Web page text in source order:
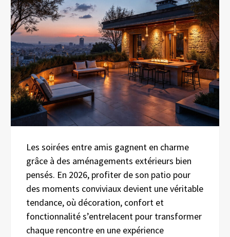
Les soirées entre amis gagnent en charme
grâce à des aménagements extérieurs bien
pensés. En 2026, profiter de son patio pour
des moments conviviaux devient une véritable
tendance, où décoration, confort et
fonctionnalité s’entrelacent pour transformer
chaque rencontre en une expérience